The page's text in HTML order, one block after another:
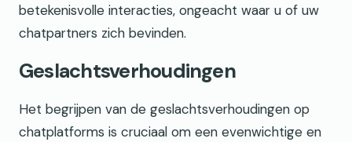
betekenisvolle interacties, ongeacht waar u of uw
chatpartners zich bevinden.
Geslachtsverhoudingen
Het begrijpen van de geslachtsverhoudingen op
chatplatforms is cruciaal om een evenwichtige en